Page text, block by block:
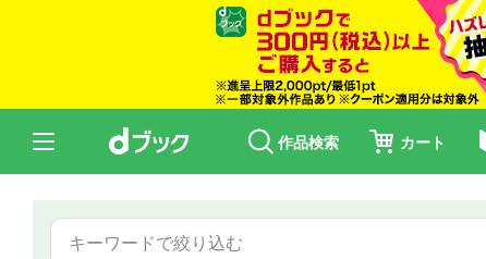
作品検索 カート